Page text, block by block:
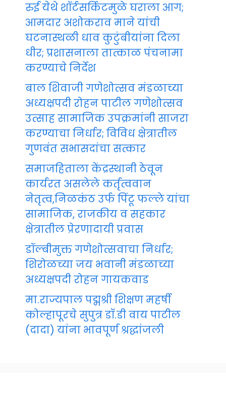
रुई येथे शॉर्टसर्किटमुळे घराला आग;
आमदार अशोकराव माने यांची
घटनास्थळी धाव कुटुंबीयांना दिला
धीर; प्रशासनाला तात्काळ पंचनामा
करण्याचे निर्देश
बाल शिवाजी गणेशोत्सव मंडळाच्या
अध्यक्षपदी रोहन पाटील गणेशोत्सव
उत्साह सामाजिक उपक्रमांनी साजरा
करण्याचा निर्धार; विविध क्षेत्रातील
गुणवंत सभासदांचा सत्कार
समाजहिताला केंद्रस्थानी ठेवून
कार्यरत असलेले कर्तृत्ववान
नेतृत्व,निळकंठ उर्फ पिंटू फल्ले यांचा
सामाजिक, राजकीय व सहकार
क्षेत्रातील प्रेरणादायी प्रवास
डॉल्बीमुक्त गणेशोत्सवाचा निर्धार;
शिरोळच्या जय भवानी मंडळाच्या
अध्यक्षपदी रोहन गायकवाड
मा.राज्यपाल पद्मश्री शिक्षण महर्षी
कोल्हापूरचे सुपुत्र डॉ.डी वाय पाटील
(दादा) यांना भावपूर्ण श्रद्धांजली